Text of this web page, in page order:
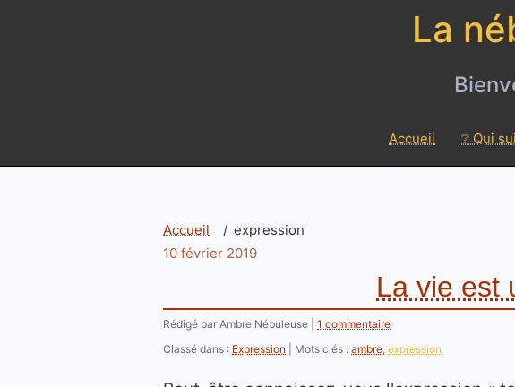
La
Accueil ❔ Qui
Accueil
expression
10 février 2019
La vie est
Rédigé par Ambre Nébuleuse
1 commentaire
Classé dans : Expression Mots clés : ambre, expression